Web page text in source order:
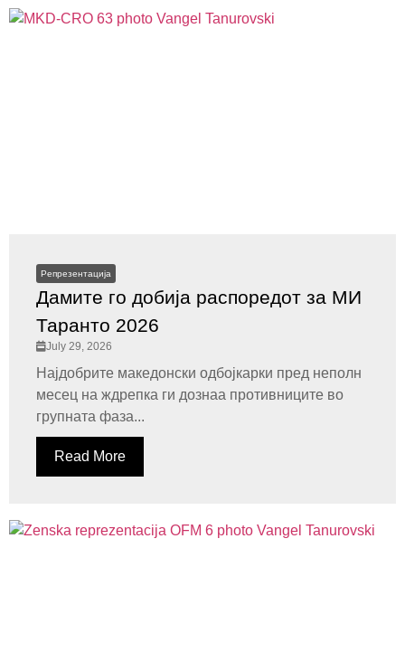
Репрезентација
Дамите го добија распоредот за МИ
Таранто 2026
July 29, 2026
Најдобрите македонски одбојкарки пред неполн
месец на ждрепка ги дознаа противниците во
групната фаза...
Read More